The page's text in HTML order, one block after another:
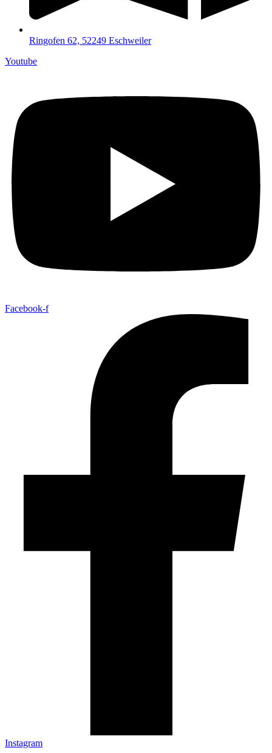
Ringofen 62, 52249 Eschweiler
Youtube
Facebook-f
Instagram